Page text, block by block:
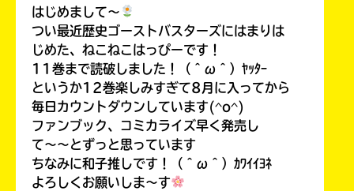
はじめまして〜
つい最近歴史ゴーストバスターズにはまりは
じめた、ねこねこはっぴーです！
11巻まで読破しました！（＾ω＾）ﾔｯﾀｰ
というか12巻楽しみすぎて8月に入ってから
毎日カウントダウンしています(^o^)
ファンブック、コミカライズ早く発売し
て〜〜とずっと思っています
ちなみに和子推しです！（＾ω＾）ｶﾜｲｲﾖﾈ
よろしくお願いしま〜す